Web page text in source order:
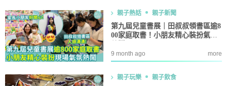
親子熱話 親子新聞
第九屆兒童書展｜田叔叔領書區逾8
00家庭取書！小朋友精心裝扮氣氛
9 month ago more
親子玩樂 親子飲食